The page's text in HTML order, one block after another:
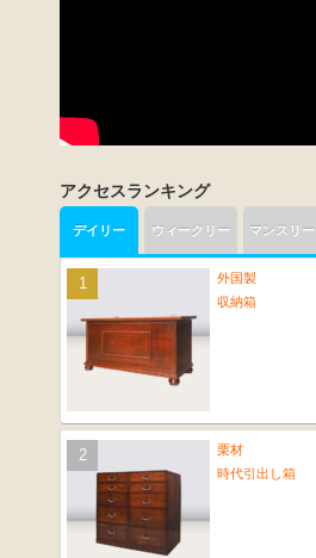
アクセスランキング
デイリー
外国製
収納箱
栗材
時代引出し箱
ウィークリー マンスリー